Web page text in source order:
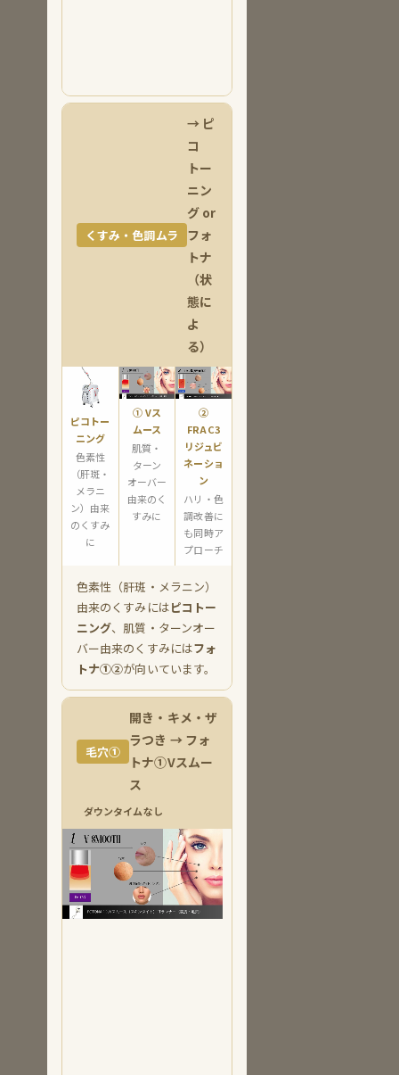
くすみ・色調ムラ
→ ピ
コ
トー
ニン
グ or
フォ
トナ
（状
態に
よ
る）
ピコトー
ニング
色素性
（肝斑・
メラニ
ン）由来
のくすみ
に
① Vス
ムース
肌質・
ターン
オーバー
由来のく
すみに
②
FRAC3
リジュビ
ネーショ
ン
ハリ・色
調改善に
も同時ア
プローチ
色素性（肝斑・メラニン）
由来のくすみにはピコトー
ニング、肌質・ターンオー
バー由来のくすみにはフォ
トナ①②が向いています。
毛穴①
開き・キメ・ザ
ラつき → フォ
トナ①Vスムー
ス
ダウンタイムなし